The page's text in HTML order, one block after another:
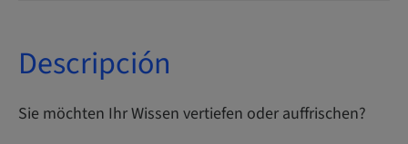
Descripción
Sie möchten Ihr Wissen vertiefen oder auffrischen?